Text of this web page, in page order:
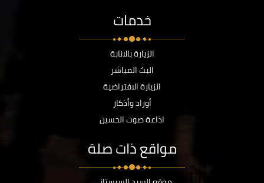
خدمات
الزيارة بالانابة
البث المباشر
الزيارة الافتراضية
أوراد وأذكار
اذاعة صوت الحسين
مواقع ذات صلة